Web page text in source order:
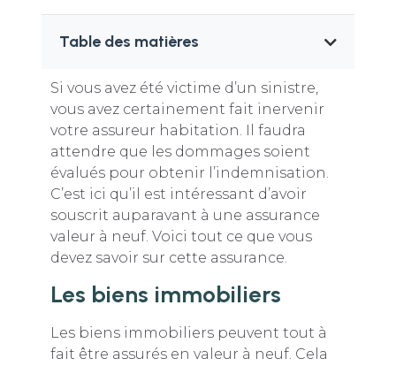
Table des matières
Si vous avez été victime d’un sinistre,
vous avez certainement fait inervenir
votre assureur habitation. Il faudra
attendre que les dommages soient
évalués pour obtenir l’indemnisation.
C’est ici qu’il est intéressant d’avoir
souscrit auparavant à une assurance
valeur à neuf. Voici tout ce que vous
devez savoir sur cette assurance.
Les biens immobiliers
Les biens immobiliers peuvent tout à
fait être assurés en valeur à neuf. Cela